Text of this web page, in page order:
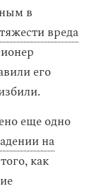
в
вреда
его
еще одно
на
как